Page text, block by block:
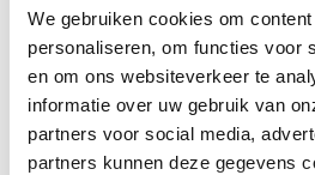
We gebruiken cookies om
personaliseren, om functies voor
en om ons websiteverkeer te
informatie over uw gebruik van
partners voor social media,
partners kunnen deze gegevens